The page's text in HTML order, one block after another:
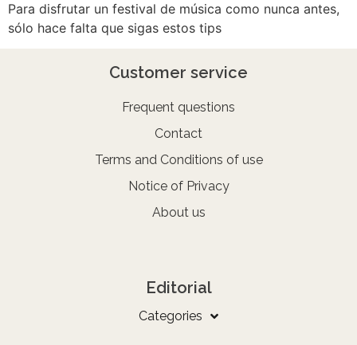
Para disfrutar un festival de música como nunca antes,
sólo hace falta que sigas estos tips
Customer service
Frequent questions
Contact
Terms and Conditions of use
Notice of Privacy
About us
Editorial
Categories